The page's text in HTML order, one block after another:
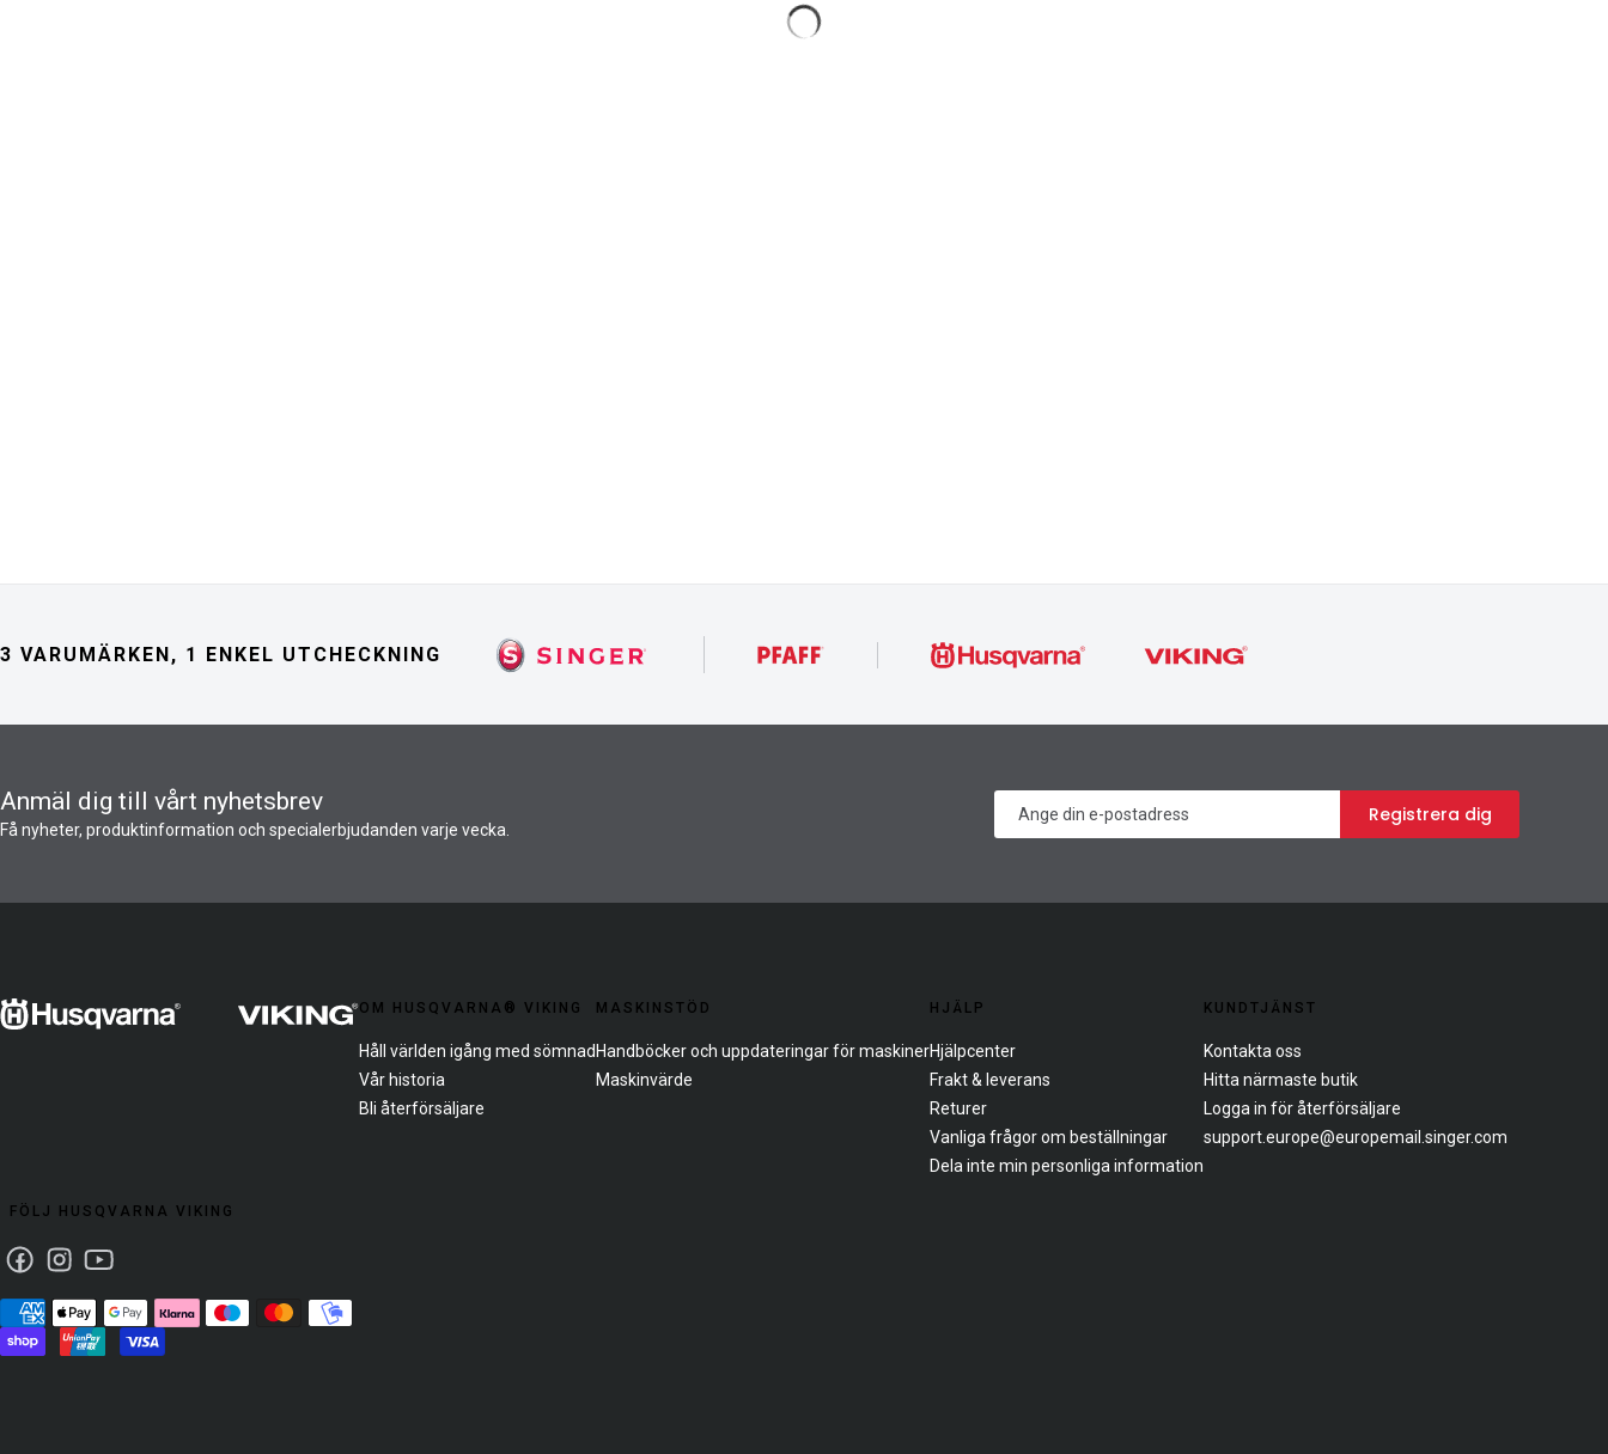
3 VARUMÄRKEN, 1 ENKEL UTCHECKNING
Anmäl dig till vårt nyhetsbrev
Få nyheter, produktinformation och specialerbjudanden varje vecka.
Registrera dig
FÖLJ HUSQVARNA VIKING
OM HUSQVARNA® VIKING
Håll världen igång med sömnad
Vår historia
Bli återförsäljare
MASKINSTÖD
Handböcker och uppdateringar för maskiner
Maskinvärde
HJÄLP
Hjälpcenter
Frakt & leverans
Returer
Vanliga frågor om beställningar
Dela inte min personliga information
KUNDTJÄNST
Kontakta oss
Hitta närmaste butik
Logga in för återförsäljare
support.europe@europemail.singer.com